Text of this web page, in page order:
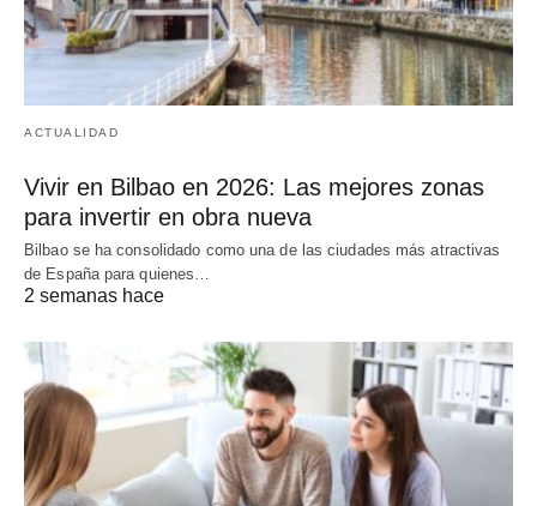
ACTUALIDAD
Vivir en Bilbao en 2026: Las mejores zonas
para invertir en obra nueva
Bilbao se ha consolidado como una de las ciudades más atractivas
de España para quienes…
2 semanas hace